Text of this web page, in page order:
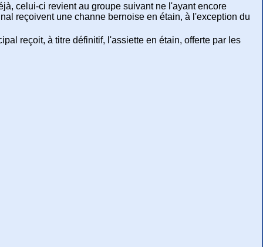
celui-ci revient au groupe suivant ne l'ayant encore
reçoivent une channe bernoise en étain, à l'exception du
reçoit, à titre définitif, l'assiette en étain, offerte par les